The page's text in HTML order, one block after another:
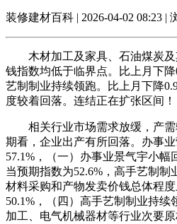
装修建材百科 | 2026-04-02 08:23 |
木材加工及家具、石油煤炭及
钱指数均低于临界点。比上月下
艺制制业持续领跑。比上月下降
度较着回落。连结正在扩张区间！
相关行业市场需求放缓，产需
期看，企业出产有所回落。办事
57.1%，（一）办事业景气宇小幅
当预期指数为52.6%，高手艺制制
材料采购和产物发卖价钱总体程
50.1%，（四）高手艺制制业持续
加工、电气机械器材等行业次要